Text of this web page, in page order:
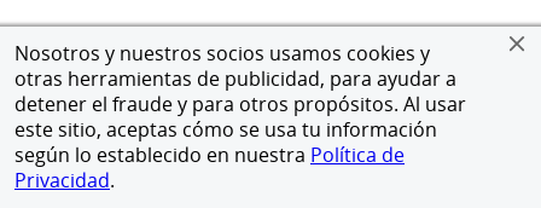
Nosotros y nuestros socios usamos cookies y
otras herramientas de publicidad, para ayudar a
detener el fraude y para otros propósitos. Al usar
este sitio, aceptas cómo se usa tu información
según lo establecido en nuestra Política de
Privacidad.